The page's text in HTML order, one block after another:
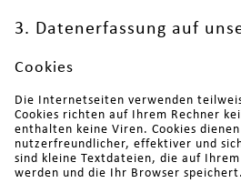
3. Datenerfassung auf
Cookies
Die Internetseiten verwenden
Cookies richten auf Ihrem Rechner
enthalten keine Viren. Cookies
nutzerfreundlicher, effektiver und
sind kleine Textdateien, die auf
werden und die Ihr Browser speichert.